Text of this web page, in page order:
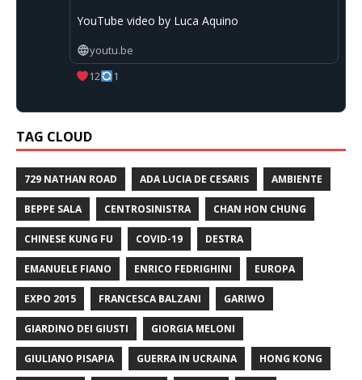
YouTube video by Luca Aquino
youtu.be
12
1
TAG CLOUD
729 NATHAN ROAD ADA LUCIA DE CESARIS AMBIENTE
BEPPE SALA CENTROSINISTRA CHAN HON CHUNG
CHINESE KUNG FU COVID-19 DESTRA
EMANUELE FIANO ENRICO FEDRIGHINI EUROPA
EXPO 2015 FRANCESCA BALZANI GARIWO
GIARDINO DEI GIUSTI GIORGIA MELONI
GIULIANO PISAPIA GUERRA IN UCRAINA HONG KONG